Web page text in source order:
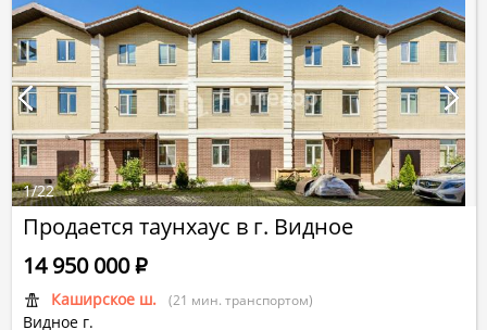
Продается таунхаус в г. Видное
Каширское ш. (21 мин. транспортом)
Видное г.
14 950 000Р
1/22